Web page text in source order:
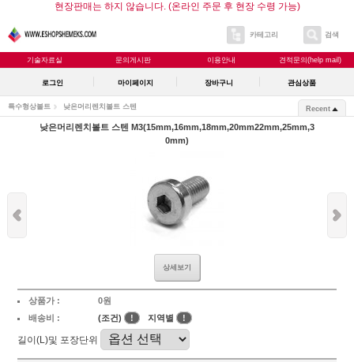
현장판매는 하지 않습니다. (온라인 주문 후 현장 수령 가능)
카테고리 검색
기술자료실 문의게시판 이용안내 견적문의(help mail)
로그인 마이페이지 장바구니 관심상품
특수형상볼트 낮은머리렌치볼트 스텐 Recent
낮은머리렌치볼트 스텐 M3(15mm,16mm,18mm,20mm22mm,25mm,3
0mm)
상세보기
상품가 :
0원
배송비 :
(조건) ! 지역별 !
길이(L)및 포장단위